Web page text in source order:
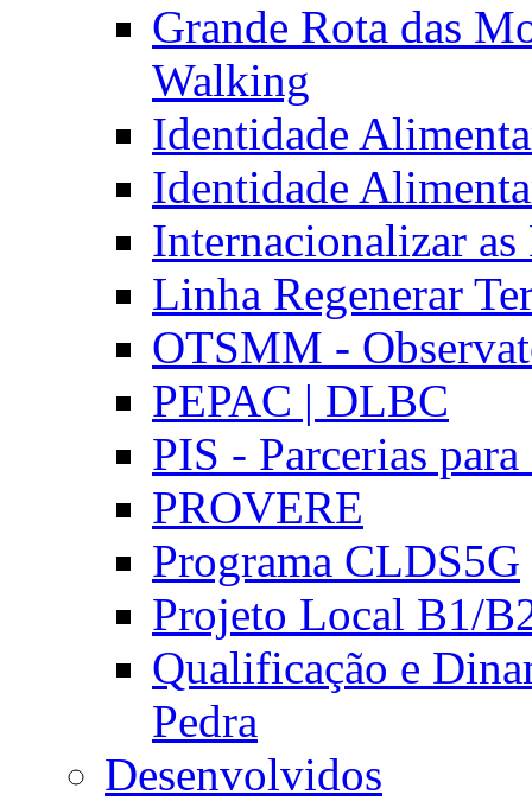
Grande Rota das
Walking
Identidade
Identidade
Internacionalizar
Linha Regenerar
OTSMM -
PEPAC | DLBC
PIS - Parcerias
PROVERE
Programa CLDS5G
Projeto Local B1/
Qualificação e
Pedra
Desenvolvidos